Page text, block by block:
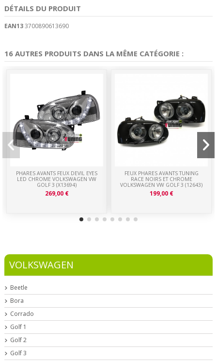
DÉTAILS DU PRODUIT
EAN133700890613690
16 AUTRES PRODUITS DANS LA MÊME CATÉGORIE :
PHARES AVANTS FEUX DEVIL EYES
LED CHROME VOLKSWAGEN VW
GOLF 3 (X13694)
269,00 €
FEUX PHARES AVANTS TUNING
RACE NOIRS ET CHROME
VOLKSWAGEN VW GOLF 3 (12643)
199,00 €
VOLKSWAGEN
Beetle
Bora
Corrado
Golf 1
Golf 2
Golf 3